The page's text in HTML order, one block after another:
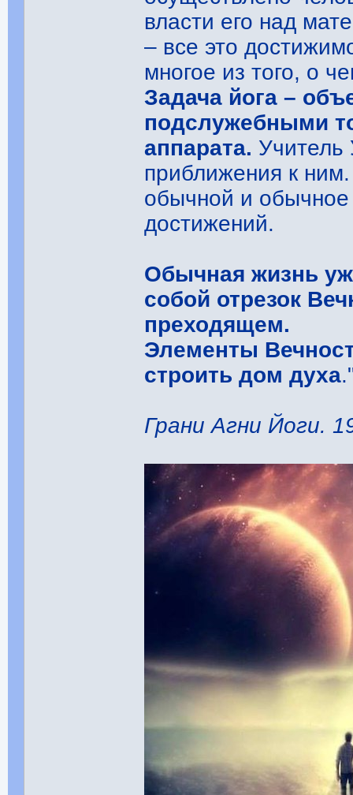
власти его над
– все это
многое из того, о
Задача йога –
подслужебными
аппарата. Учитель
приближения к
обычной и обычное
достижений.
Обычная жизнь
собой отрезок
преходящем.
Элементы
строить дом духа
Грани Агни Йоги.